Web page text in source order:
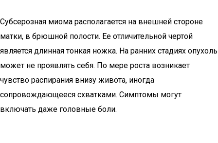
Субсерозная миома располагается на внешней стороне
матки, в брюшной полости. Ее отличительной чертой
является длинная тонкая ножка. На ранних стадиях опухоль
может не проявлять себя. По мере роста возникает
чувство распирания внизу живота, иногда
сопровождающееся схватками. Симптомы могут
включать даже головные боли.